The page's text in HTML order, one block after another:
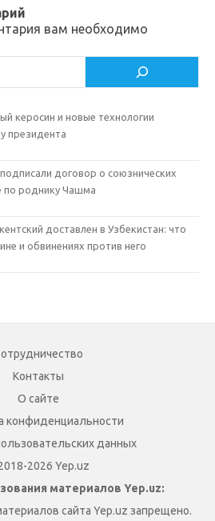
ь
вам необходимо
керосин и новые технологии
президента
договор о союзнических
по роднику Чашма
доставлен в Узбекистан: что
и обвинениях против него
Контакты
О сайте
конфиденциальности
данных
2026 Yep.uz
материалов Yep.uz:
сайта Yep.uz запрещено.